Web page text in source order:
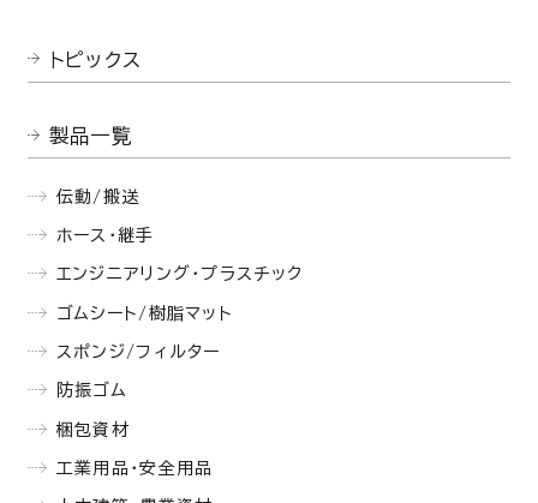
トピックス
製品一覧
伝動/搬送
ホース・継手
エンジニアリング・プラスチック
ゴムシート/樹脂マット
スポンジ/フィルター
防振ゴム
梱包資材
工業用品・安全用品